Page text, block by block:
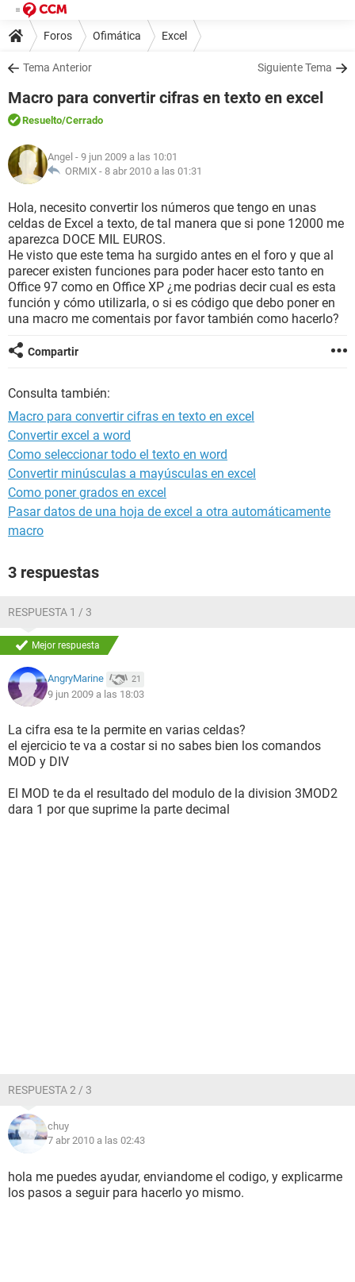
Foros Ofimática Excel
Tema Anterior Siguiente Tema
Macro para convertir cifras en texto en excel
Resuelto/Cerrado
Angel - 9 jun 2009 a las 10:01
ORMIX - 8 abr 2010 a las 01:31
Hola, necesito convertir los números que tengo en unas
celdas de Excel a texto, de tal manera que si pone 12000 me
aparezca DOCE MIL EUROS.
He visto que este tema ha surgido antes en el foro y que al
parecer existen funciones para poder hacer esto tanto en
Office 97 como en Office XP ¿me podrias decir cual es esta
función y cómo utilizarla, o si es código que debo poner en
una macro me comentais por favor también como hacerlo?
Compartir
Consulta también:
Macro para convertir cifras en texto en excel
Convertir excel a word
Como seleccionar todo el texto en word
Convertir minúsculas a mayúsculas en excel
Como poner grados en excel
Pasar datos de una hoja de excel a otra automáticamente
macro
3 respuestas
RESPUESTA 1 / 3
Mejor respuesta
AngryMarine 21
9 jun 2009 a las 18:03
La cifra esa te la permite en varias celdas?
el ejercicio te va a costar si no sabes bien los comandos
MOD y DIV
El MOD te da el resultado del modulo de la division 3MOD2
dara 1 por que suprime la parte decimal
RESPUESTA 2 / 3
chuy
7 abr 2010 a las 02:43
hola me puedes ayudar, enviandome el codigo, y explicarme
los pasos a seguir para hacerlo yo mismo.